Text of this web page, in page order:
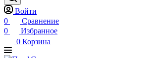
Войти
0
Сравнение
0
Избранное
0 Корзина